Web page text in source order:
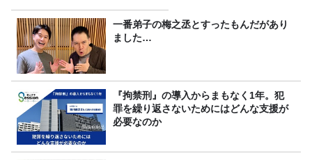
一番弟子の梅之丞とすったもんだがあり
ました…
『拘禁刑』の導入からまもなく1年。犯
罪を繰り返さないためにはどんな支援が
必要なのか